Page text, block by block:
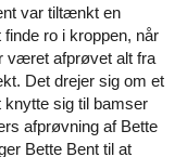
var tiltænkt en
ro i kroppen, når
været afprøvet alt fra
Det drejer sig om et
sig til bamser
afprøvning af Bette
Bette Bent til at